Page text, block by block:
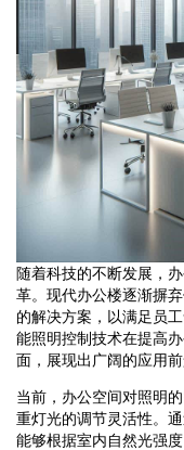
随着科技的不断发展，
革。现代办公楼逐渐摒
的解决方案，以满足员
能照明控制技术在提高
面，展现出广阔的应用前
当前，办公空间对照明
重灯光的调节灵活性。
能够根据室内自然光强